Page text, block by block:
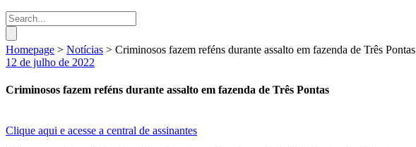
Homepage > Notícias > Criminosos fazem reféns durante assalto em fazenda de Três Pontas
12 de julho de 2022
Criminosos fazem reféns durante assalto em fazenda de Três Pontas
Clique aqui e acesse a central de assinantes